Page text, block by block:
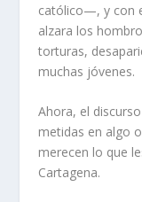
católico—, y con
alzara los
torturas,
muchas jóvenes.
Ahora, el
metidas en algo
merecen lo que
Cartagena.